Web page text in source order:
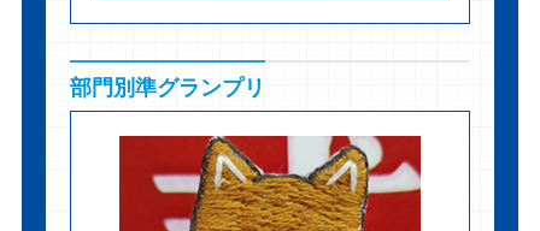
部門別準グランプリ